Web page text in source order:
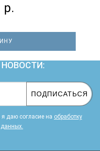
р.
ПОДПИСАТЬСЯ
даю cогласие на обработку